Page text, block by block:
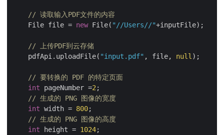
// 读取输入PDF文件的内容
    File file =
new File( "//Users//"+inputFile);
// 上传PDF到云存储
    pdfApi.uploadFile(
"input.pdf" , file, null );
// 要转换的 PDF 的特定页面
int pageNumber =2 ;
// 生成的 PNG 图像的宽度
int width = 800;
// 生成的 PNG 图像的高度
int height = 1024;